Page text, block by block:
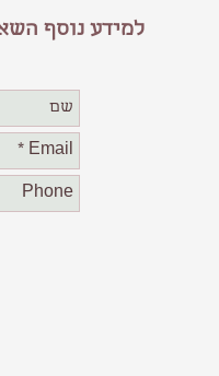
למידע נוסף